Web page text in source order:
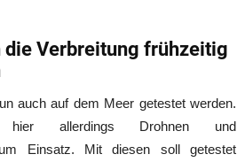
Verbreitung frühzeitig
auch auf dem Meer getestet werden.
hier allerdings Drohnen und
Einsatz. Mit diesen soll getestet